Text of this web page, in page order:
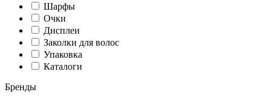
Шарфы
Очки
Дисплеи
Заколки для волос
Упаковка
Каталоги
Бренды